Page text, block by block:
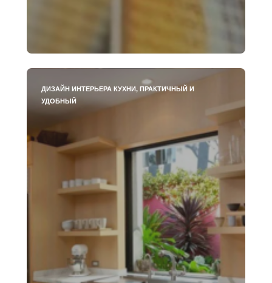
ДИЗАЙН ИНТЕРЬЕРА КУХНИ, ПРАКТИЧНЫЙ И
УДОБНЫЙ